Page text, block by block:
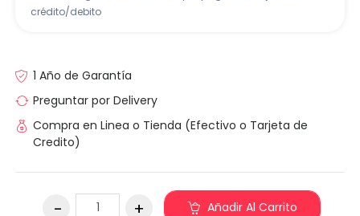
crédito/debito
1 Año de Garantía
Preguntar por Delivery
Compra en Linea o Tienda (Efectivo o Tarjeta de
Credito)
Añadir Al Carrito